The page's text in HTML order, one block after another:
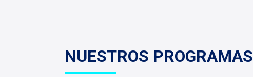
NUESTROS PROGRAMAS